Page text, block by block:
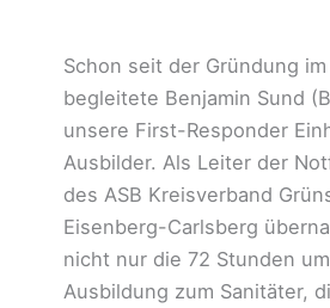
Schon seit der Gründung
begleitete Benjamin Sund
unsere First-Responder
Ausbilder. Als Leiter der
des ASB Kreisverband
Eisenberg-Carlsberg
nicht nur die 72 Stunden
Ausbildung zum Sanitäter,